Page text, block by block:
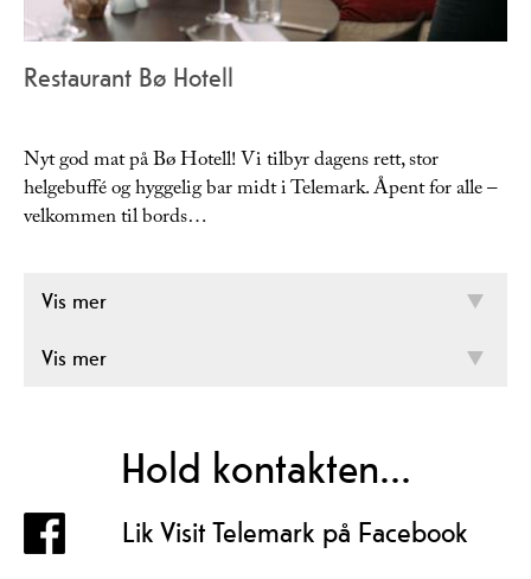
Restaurant Bø Hotell
Nyt god mat på Bø Hotell! Vi tilbyr dagens rett, stor
helgebuffé og hyggelig bar midt i Telemark. Åpent for alle –
velkommen til bords…
Vis mer
Vis mer
Hold kontakten...
Lik Visit Telemark på Facebook